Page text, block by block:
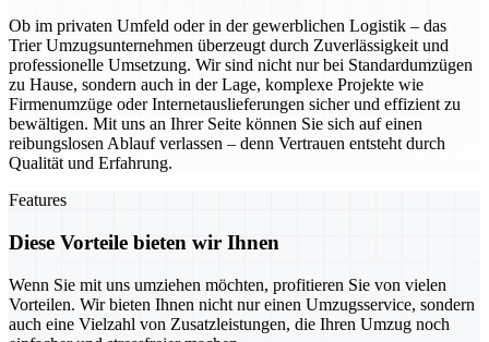
Ob im privaten Umfeld oder in der gewerblichen Logistik – das
Trier Umzugsunternehmen überzeugt durch Zuverlässigkeit und
professionelle Umsetzung. Wir sind nicht nur bei Standardumzügen
zu Hause, sondern auch in der Lage, komplexe Projekte wie
Firmenumzüge oder Internetauslieferungen sicher und effizient zu
bewältigen. Mit uns an Ihrer Seite können Sie sich auf einen
reibungslosen Ablauf verlassen – denn Vertrauen entsteht durch
Qualität und Erfahrung.
Features
Diese Vorteile bieten wir Ihnen
Wenn Sie mit uns umziehen möchten, profitieren Sie von vielen
Vorteilen. Wir bieten Ihnen nicht nur einen Umzugsservice, sondern
auch eine Vielzahl von Zusatzleistungen, die Ihren Umzug noch